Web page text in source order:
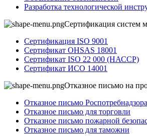
Разработка технологической
Сертификация систем
Сертификация ISO 9001
Сертификат OHSAS 18001
Сертификат ISO 22 000 (НАССР)
Сертификат ИСО 14001
Отказное письмо на
Отказное письмо Роспотребнадзора
Отказное письмо для торговли
Отказное письмо пожарной
Отказное письмо для таможни